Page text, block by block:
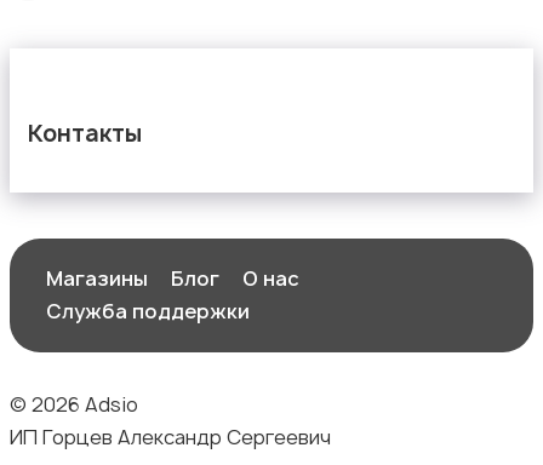
Контакты
Магазины Блог
О нас
Служба поддержки
© 2026 Adsio
ИП Горцев Александр Сергеевич